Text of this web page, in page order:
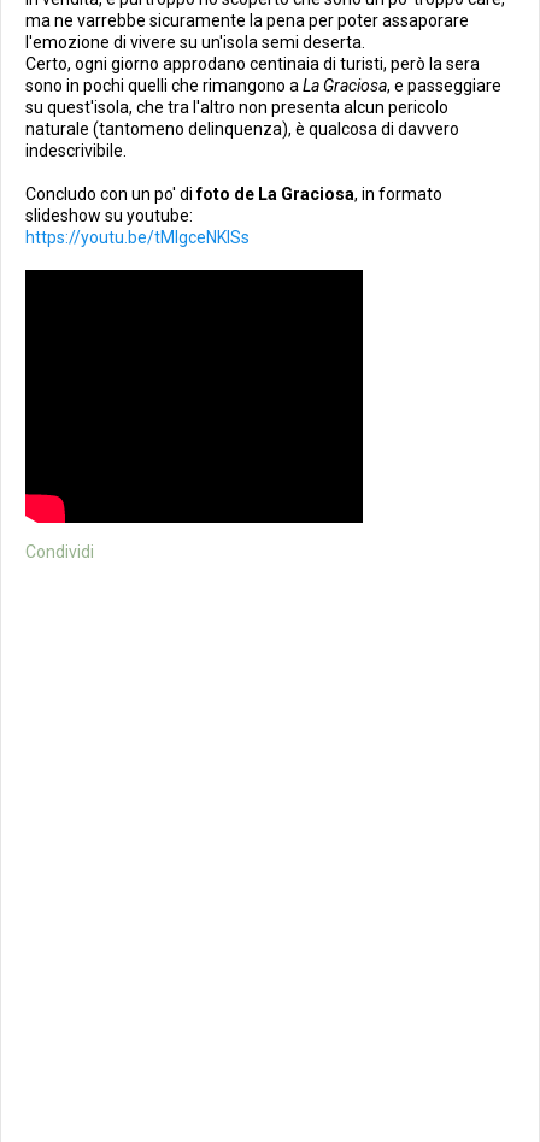
ma ne varrebbe sicuramente la pena per poter assaporare
l'emozione di vivere su un'isola semi deserta.
Certo, ogni giorno approdano centinaia di turisti, però la sera
sono in pochi quelli che rimangono aLa Graciosa, e passeggiare
su quest'isola, che tra l'altro non presenta alcun pericolo
naturale (tantomeno delinquenza), è qualcosa di davvero
indescrivibile.
Concludo con un po' difoto de La Graciosa, in formato
slideshow su youtube:
https://youtu.be/tMIgceNKISs
Condividi